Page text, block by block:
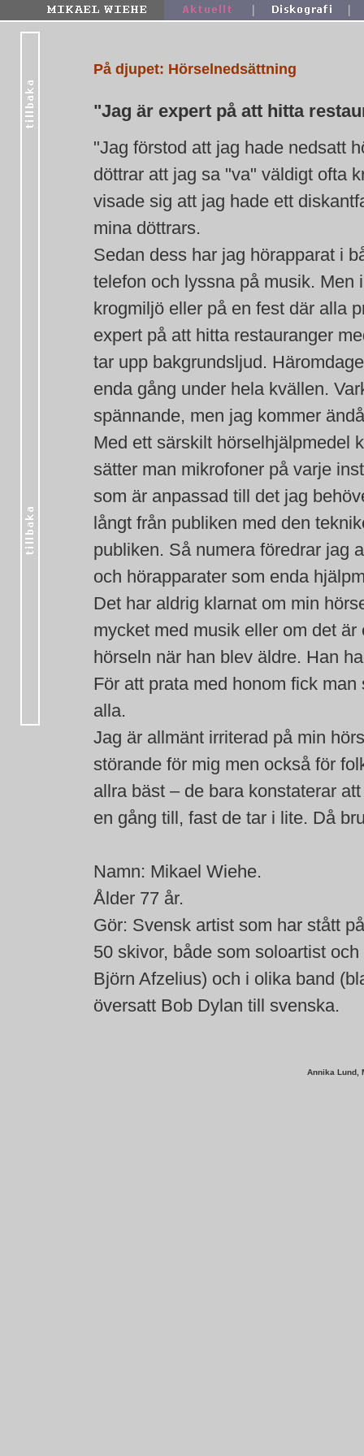
| |
På djupet: Hörselnedsättning
"Jag är expert på att hitta
"Jag förstod att jag hade nedsatt
döttrar att jag sa "va" väldigt ofta
visade sig att jag hade ett
mina döttrars.
Sedan dess har jag hörapparat i
telefon och lyssna på musik.
krogmiljö eller på en fest där alla
expert på att hitta restauranger
tar upp bakgrundsljud.
enda gång under hela kvällen.
spännande, men jag kommer
Med ett särskilt hörselhjälpmedel
sätter man mikrofoner på varje
som är anpassad till det jag
långt från publiken med den
publiken. Så numera föredrar jag
och hörapparater som enda
Det har aldrig klarnat om min
mycket med musik eller om det
hörseln när han blev äldre. Han
För att prata med honom fick
alla.
Jag är allmänt irriterad på min
störande för mig men också för
allra bäst – de bara konstaterar
en gång till, fast de tar i lite. Då
Namn: Mikael Wiehe.
Ålder 77 år.
Gör: Svensk artist som har stått
50 skivor, både som soloartist
Björn Afzelius) och i olika band
översatt Bob Dylan till svenska.
Annika Lund,